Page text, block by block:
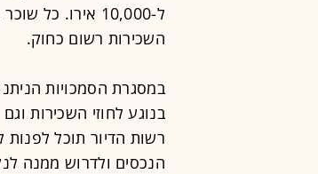
ל-10,000 אירו.
השכירות רשום כחוק.
במסגרת הסמכויות
בנוגע לחוזי השכירות
רשות הדיור תוכל
הנכסים ולדרוש ממנה